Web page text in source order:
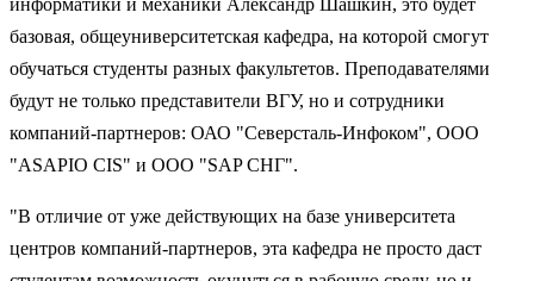
базовая, общеуниверситетская кафедра, на которой смогут
обучаться студенты разных факультетов. Преподавателями
будут не только представители ВГУ, но и сотрудники
компаний-партнеров: ОАО "Северсталь-Инфоком", ООО
"ASAPIO CIS" и ООО "SAP СНГ".
"В отличие от уже действующих на базе университета
центров компаний-партнеров, эта кафедра не просто даст